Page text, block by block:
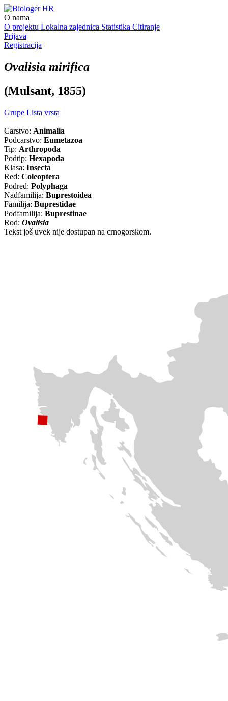
O nama
O projektu Lokalna zajednica Statistika Citiranje
Prijava
Registracija
Ovalisia mirifica
(Mulsant, 1855)
Grupe Lista vrsta
Carstvo: Animalia
Podcarstvo: Eumetazoa
Tip: Arthropoda
Podtip: Hexapoda
Klasa: Insecta
Red: Coleoptera
Podred: Polyphaga
Nadfamilija: Buprestoidea
Familija: Buprestidae
Podfamilija: Buprestinae
Rod: Ovalisia
Tekst još uvek nije dostupan na crnogorskom.